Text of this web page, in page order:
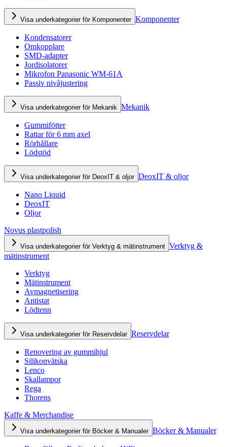
Visa underkategorier för Komponenter Komponenter
Kondensatorer
Omkopplare
SMD-adapter
Jordisolatorer
Mikrofon Panasonic WM-61A
Passiv nivåjustering
Visa underkategorier för Mekanik Mekanik
Gummifötter
Rattar för 6 mm axel
Rörhållare
Lödstöd
Visa underkategorier för DeoxIT & oljor DeoxIT & oljor
Nano Liquid
DeoxIT
Oljor
Novus plastpolish
Visa underkategorier för Verktyg & mätinstrument Verktyg &
mätinstrument
Verktyg
Mätinstrument
Avmagnetisering
Antistat
Lödtenn
Visa underkategorier för Reservdelar Reservdelar
Renovering av gummihjul
Silikonvätska
Lenco
Skallampor
Rega
Thorens
Kaffe & Merchandise
Visa underkategorier för Böcker & Manualer Böcker & Manualer